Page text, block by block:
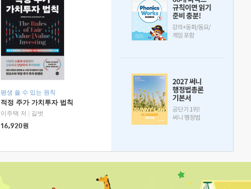
평생 쓸 수 있는 원칙
적정 주가 가치투자 법칙
이주택 저
길벗
16,920원